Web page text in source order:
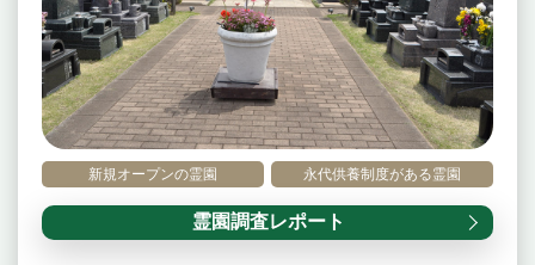
新規オープンの霊園 永代供養制度がある霊園
霊園調査レポート